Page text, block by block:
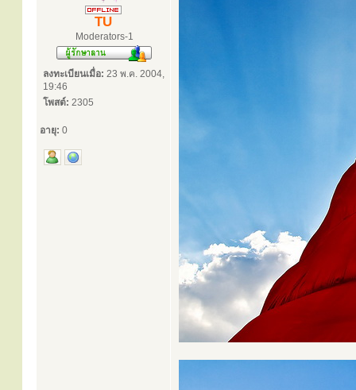
TU
Moderators-1
ลงทะเบียนเมื่อ: 23 พ.ค. 2004,
19:46
โพสต์: 2305
อายุ: 0